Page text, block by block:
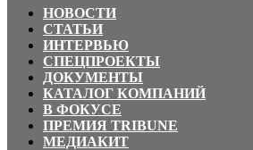
НОВОСТИ
СТАТЬИ
ИНТЕРВЬЮ
СПЕЦПРОЕКТЫ
ДОКУМЕНТЫ
КАТАЛОГ КОМПАНИЙ
В ФОКУСЕ
ПРЕМИЯ TRIBUNE
МЕДИАКИТ